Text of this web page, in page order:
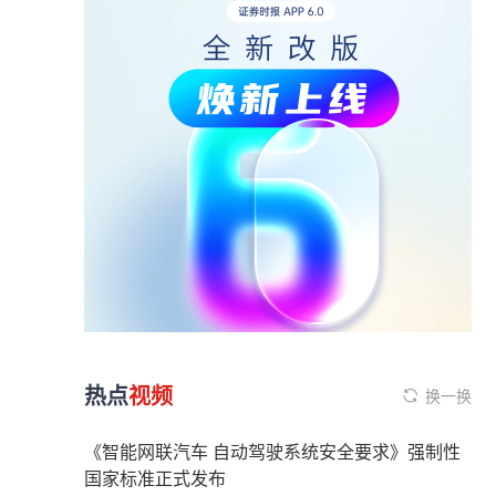
热点视频 换一换
《智能网联汽车 自动驾驶系统安全要求》强制性
国家标准正式发布